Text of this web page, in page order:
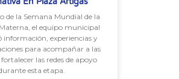
de la Semana Mundial de la
el equipo municipal
experiencias y
para acompañar a las
las redes de apoyo
esta etapa.